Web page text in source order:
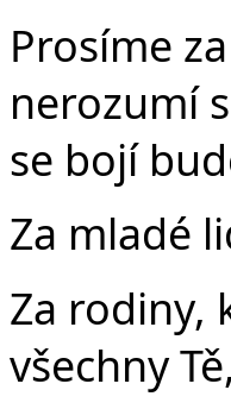
Prosíme
nerozumí
se bojí
Za mladé
Za rodiny,
všechny